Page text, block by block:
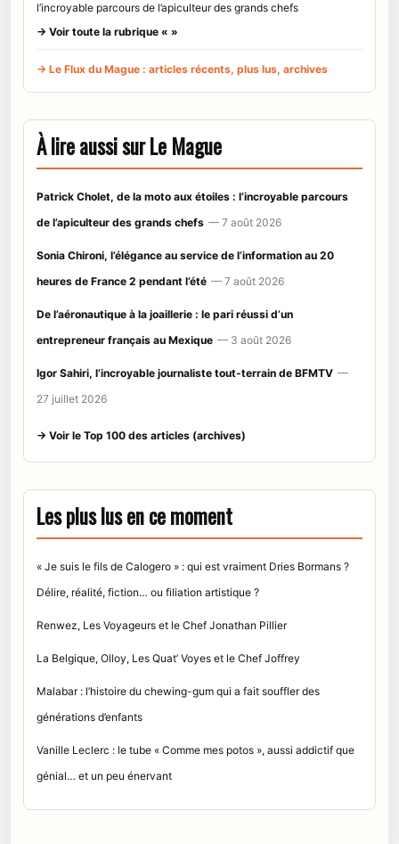
l’incroyable parcours de l’apiculteur des grands chefs
→ Voir toute la rubrique « »
→ Le Flux du Mague : articles récents, plus lus, archives
À lire aussi sur Le Mague
Patrick Cholet, de la moto aux étoiles : l’incroyable parcours
de l’apiculteur des grands chefs — 7 août 2026
Sonia Chironi, l’élégance au service de l’information au 20
heures de France 2 pendant l’été — 7 août 2026
De l’aéronautique à la joaillerie : le pari réussi d’un
entrepreneur français au Mexique — 3 août 2026
Igor Sahiri, l’incroyable journaliste tout-terrain de BFMTV —
27 juillet 2026
→ Voir le Top 100 des articles (archives)
Les plus lus en ce moment
« Je suis le fils de Calogero » : qui est vraiment Dries Bormans ?
Délire, réalité, fiction… ou filiation artistique ?
Renwez, Les Voyageurs et le Chef Jonathan Pillier
La Belgique, Olloy, Les Quat’ Voyes et le Chef Joffrey
Malabar : l’histoire du chewing-gum qui a fait souffler des
générations d’enfants
Vanille Leclerc : le tube « Comme mes potos », aussi addictif que
génial… et un peu énervant